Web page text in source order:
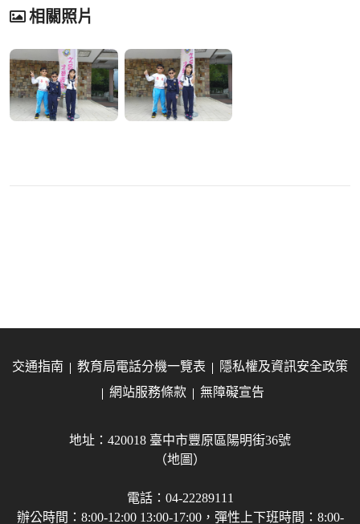
相關照片
交通指南 教育局電話分機一覽表
隱私權及資訊安全政策
網站服務條款
無障礙宣告
地址：420018 臺中市豐原區陽明街36號
（地圖）
電話：04-22289111
辦公時間：8:00-12:00 13:00-17:00，彈性上下班時間：8:00-